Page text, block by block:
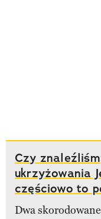
Czy
ukrzyżowania
częściowo to
Dwa